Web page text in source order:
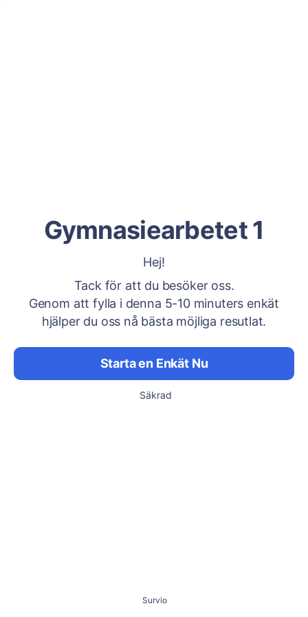
Gymnasiearbetet 1
Hej!
Tack för att du besöker oss.
Genom att fylla i denna 5-10 minuters enkät
hjälper du oss nå bästa möjliga resutlat.
Starta en Enkät Nu
Säkrad
Survio